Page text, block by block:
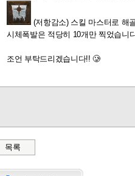
화염 골렘
해골 마법학자 되
소환수 저항
골렘 숙련
소환수 저항
(저항감소) 스킬 마스터로
시체폭발은 적당히 10개만 찍었습니
조언 부탁드리겠습니다!! 🥲
목록